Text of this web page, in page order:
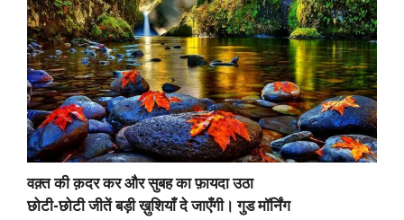
वक़्त की क़दर कर और सुबह का फ़ायदा उठा
छोटी-छोटी जीतें बड़ी ख़ुशियाँ दे जाएँगी। गुड मॉर्निंग